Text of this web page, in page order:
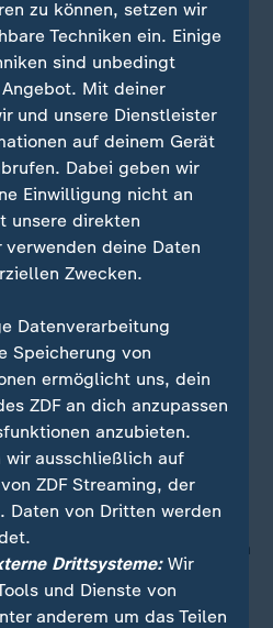
Asien - für die Afrikaner
bereits jetzt ein großer
Ghana oder Kap Verde,
Mal, wie bei
dem Senegal oder
Unberechenbarkeit ihrer
die länderübergreifende
Zwischenbilanz. "Es ist
afrikanischen Kontinent",
Denn: "Die Teams aus
- und dass sie
sehr wichtig für das
wieder weit zu bringen, hat
Mit den Niederlanden
von 2022 in der Nacht auf
Hürde.
zu können, setzen wir
Techniken ein. Einige
sind unbedingt
Mit deiner
und unsere Dienstleister
auf deinem Gerät
Dabei geben wir
Einwilligung nicht an
unsere direkten
deine Daten
Zwecken.
Datenverarbeitung
Speicherung von
ermöglicht uns, dein
ZDF an dich anzupassen
anzubieten.
wir ausschließlich auf
ZDF Streaming, der
Daten von Dritten werden
Drittsysteme:Wir
und Dienste von
anderem um das Teilen